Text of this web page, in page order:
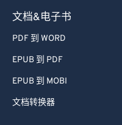
文档&电子书
PDF 到 WORD
EPUB 到 PDF
EPUB 到 MOBI
文档转换器